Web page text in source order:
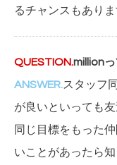
るチャンスもありま
million
スタッフ
が良いといっても
同じ目標をもった
いことがあったら